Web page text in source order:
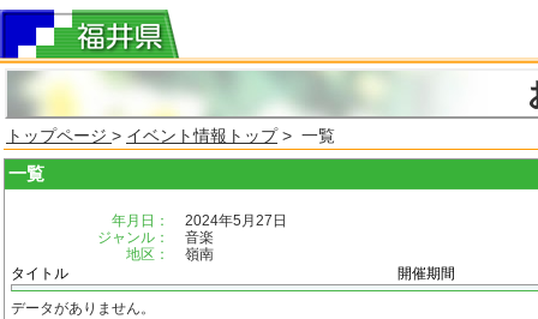
トップページ > イベント情報トップ> 一覧
一覧
年月日：
2024年5月27日
ジャンル：
音楽
地区：
嶺南
タイトル
開催期間
データがありません。